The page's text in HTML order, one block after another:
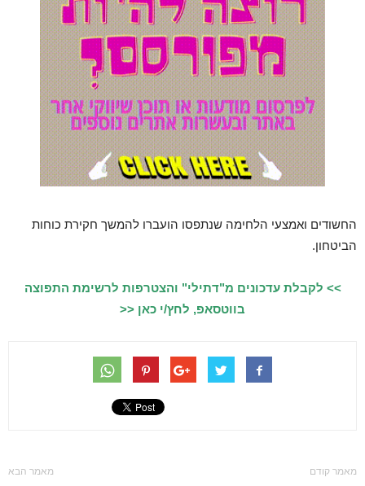
החשודים ואמצעי הלחימה שנתפסו הועברו להמשך חקירת כוחות
הביטחון.
>> לקבלת עדכונים מ"דתילי" והצטרפות לרשימת התפוצה
בווטסאפ, לחץ/י כאן <<
מאמר קודם מאמר הבא